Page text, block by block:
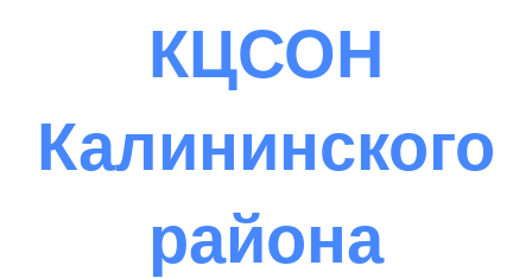
КЦСОН
Калининского
района